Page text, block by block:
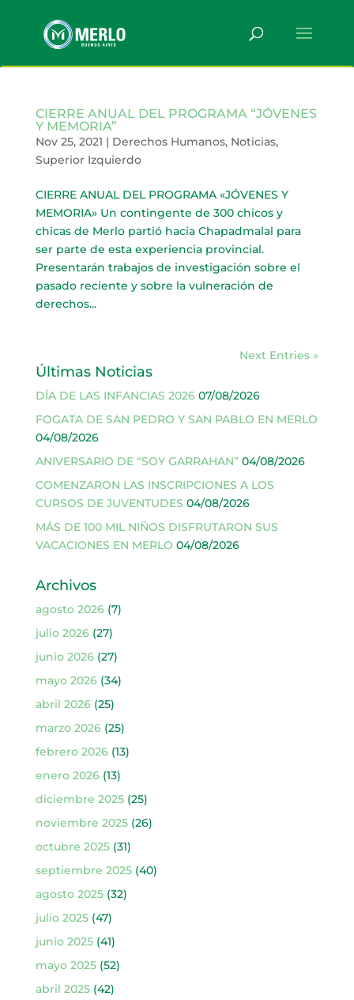
CIERRE ANUAL DEL PROGRAMA “JÓVENES
Y MEMORIA”
Nov 25, 2021 | Derechos Humanos, Noticias,
Superior Izquierdo
CIERRE ANUAL DEL PROGRAMA «JÓVENES Y
MEMORIA» Un contingente de 300 chicos y
chicas de Merlo partió hacia Chapadmalal para
ser parte de esta experiencia provincial.
Presentarán trabajos de investigación sobre el
pasado reciente y sobre la vulneración de
derechos...
Next Entries »
Últimas Noticias
DÍA DE LAS INFANCIAS 2026 07/08/2026
FOGATA DE SAN PEDRO Y SAN PABLO EN MERLO
04/08/2026
ANIVERSARIO DE “SOY GARRAHAN” 04/08/2026
COMENZARON LAS INSCRIPCIONES A LOS
CURSOS DE JUVENTUDES 04/08/2026
MÁS DE 100 MIL NIÑOS DISFRUTARON SUS
VACACIONES EN MERLO 04/08/2026
Archivos
agosto 2026(7)
julio 2026(27)
junio 2026(27)
mayo 2026(34)
abril 2026(25)
marzo 2026(25)
febrero 2026(13)
enero 2026(13)
diciembre 2025(25)
noviembre 2025(26)
octubre 2025(31)
septiembre 2025(40)
agosto 2025(32)
julio 2025(47)
junio 2025(41)
mayo 2025(52)
abril 2025(42)